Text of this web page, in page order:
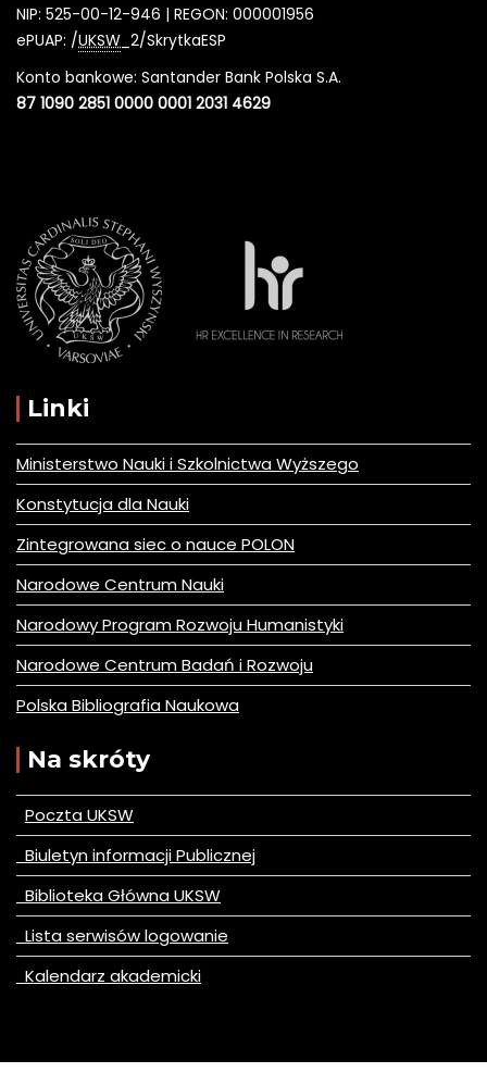
NIP: 525-00-12-946 | REGON: 000001956
ePUAP: /UKSW _2/SkrytkaESP
Konto bankowe: Santander Bank Polska S.A.
87 1090 2851 0000 0001 2031 4629
Linki
Ministerstwo Nauki i Szkolnictwa Wyższego
Konstytucja dla Nauki
Zintegrowana siec o nauce POLON
Narodowe Centrum Nauki
Narodowy Program Rozwoju Humanistyki
Narodowe Centrum Badań i Rozwoju
Polska Bibliografia Naukowa
Na skróty
Poczta UKSW
Biuletyn informacji Publicznej
Biblioteka Główna UKSW
Lista serwisów logowanie
Kalendarz akademicki